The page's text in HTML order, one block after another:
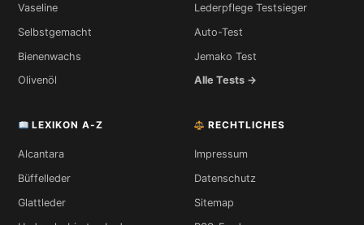
Vaseline
Selbstgemacht
Bienenwachs
Olivenöl
Lederpflege Testsieger
Auto-Test
Jemako Test
Alle Tests →
LEXIKON A-Z
Alcantara
Büffelleder
Glattleder
RECHTLICHES
Impressum
Datenschutz
Sitemap